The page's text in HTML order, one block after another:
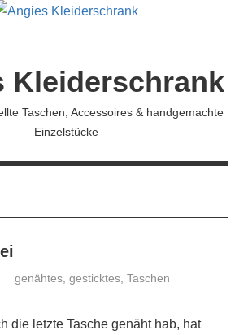
Kleiderschrank
Taschen, Accessoires & handgemachte
Einzelstücke
genähtes ,gesticktes ,Taschen
die letzte Tasche genäht hab, hat